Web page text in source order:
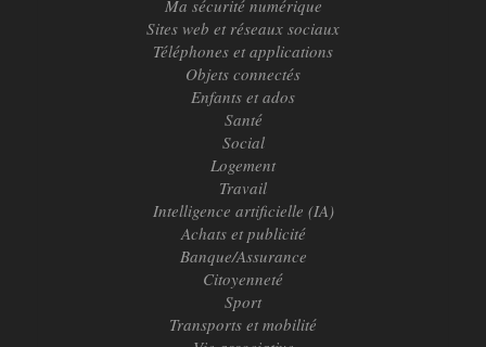
Ma sécurité numérique
Sites web et réseaux sociaux
Téléphones et applications
Objets connectés
Enfants et ados
Santé
Social
Logement
Travail
Intelligence artificielle (IA)
Achats et publicité
Banque/Assurance
Citoyenneté
Sport
Transports et mobilité